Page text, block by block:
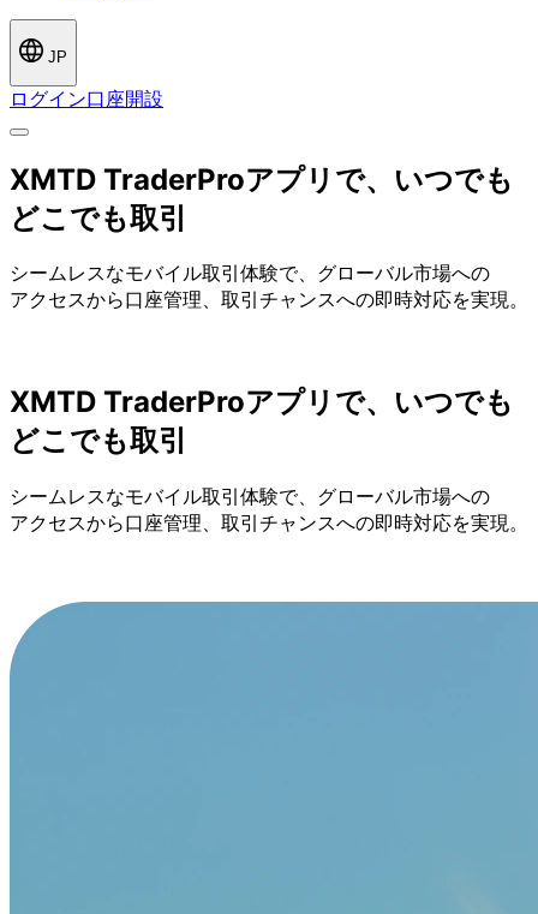
JP
ログイン口座開設
XMTD TraderProアプリで、 いつでも
どこでも取引
シームレスなモバイル取引体験で、 グローバル市場への
アクセスから口座管理、 取引チャンスへの即時対応を実現。
XMTD TraderProアプリで、 いつでも
どこでも取引
シームレスなモバイル取引体験で、 グローバル市場への
アクセスから口座管理、 取引チャンスへの即時対応を実現。